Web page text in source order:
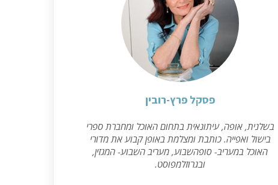
פסקל פרץ-רובין
בשלנית, אופה, עיתונאית בתחום האוכל ומחברת ספרי
בישול ואפייה. כותבת ומצלמת באופן קבוע את מדורי
האוכל במעריב- סופהשבוע, מעריב השבוע- המגזין,
ובגרוזלמפוסט.